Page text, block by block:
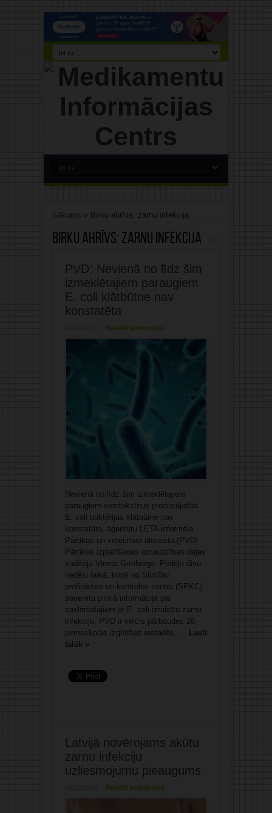
Sākums » Birku ahrīvs: zarnu infekcija
Birku ahrīvs: zarnu infekcija
PVD: Nevienā no līdz šim
izmeklētajiem paraugiem
E. coli klātbūtne nav
konstatēta
Rakstīt komentāru
Nevienā no līdz šim izmeklētajiem
paraugiem verotoksīnus producējošās
E. coli baktērijas klātbūtne nav
konstatēta, aģentūru LETA informēja
Pārtikas un veterinārā dienesta (PVD)
Pārtikas izplatīšanas uzraudzības daļas
vadītāja Vineta Grīnberga. Pēdējo divu
nedēļu laikā, kopš no Slimību
profilakses un kontroles centra (SPKC)
saņemta pirmā informācija par
saslimušajiem ar E. coli izraisītu zarnu
infekciju, PVD ir veicis pārbaudes 26
pirmsskolas izglītības iestādēs, ... Lasīt
tālāk »
Latvijā novērojams akūtu
zarnu infekciju
uzliesmojumu pieaugums
Rakstīt komentāru